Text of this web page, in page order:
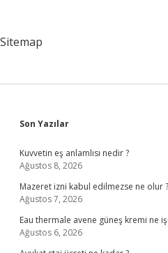
Sitemap
Sidebar
Son Yazılar
Kuvvetin eş anlamlısı nedir ?
Ağustos 8, 2026
Mazeret izni kabul edilmezse ne olur ?
Ağustos 7, 2026
Eau thermale avene güneş kremi ne
Ağustos 6, 2026